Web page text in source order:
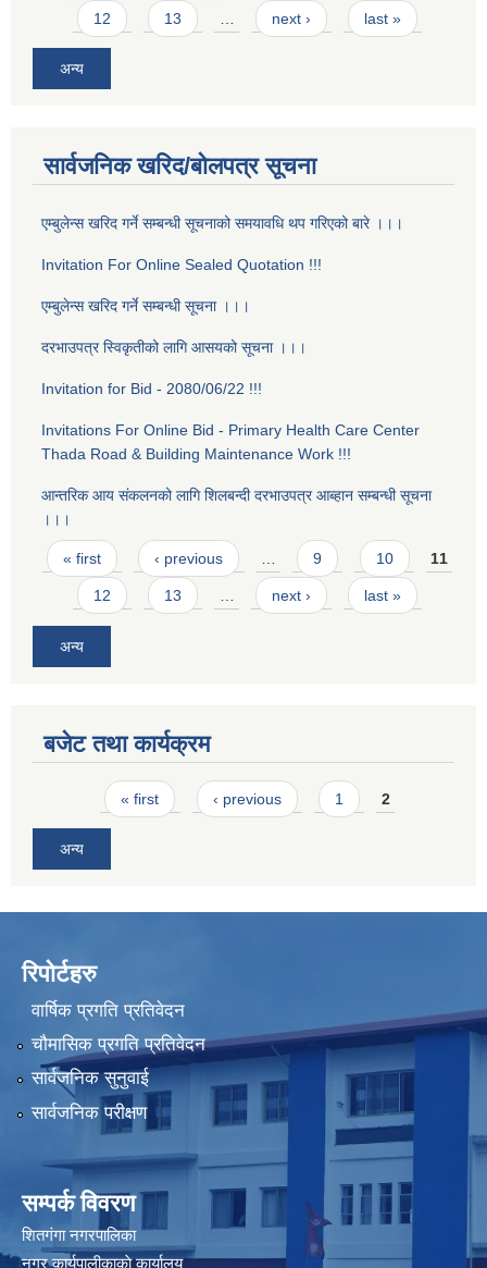
12 13 next › last »
अन्य
सार्वजनिक खरिद/बोलपत्र सूचना
एम्बुलेन्स खरिद गर्ने सम्बन्धी सूचनाको समयावधि थप गरिएको बारे ।।।
Invitation For Online Sealed Quotation !!!
एम्बुलेन्स खरिद गर्ने सम्बन्धी सूचना ।।।
दरभाउपत्र स्विकृतीको लागि आसयको सूचना ।।।
Invitation for Bid - 2080/06/22 !!!
Invitations For Online Bid - Primary Health Care Center
Thada Road & Building Maintenance Work !!!
आन्तरिक आय स‌ंकलनको लागि शिलबन्दी दरभाउपत्र आब्हान सम्बन्धी सूचना
।।।
Pages
« first ‹ previous … 9 10 11
12 13 … next › last »
अन्य
बजेट तथा कार्यक्रम
Pages« first ‹ previous 1 2
अन्य
रिपोर्टहरु
वार्षिक प्रगति प्रतिवेदन
चौमासिक प्रगति प्रतिवेदन
सार्वजनिक सुनुवाई
सार्वजनिक परीक्षण
सम्पर्क विवरण
शितगंगा नगरपालिका
नगर कार्यपालीकाकाे कार्यालय